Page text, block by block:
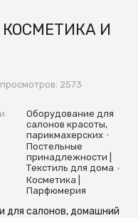
И
2573
Оборудование для
салонов красоты,
парикмахерских •
Постельные
принадлежности |
Текстиль для дома •
Косметика |
Парфюмерия
для салонов, домашний